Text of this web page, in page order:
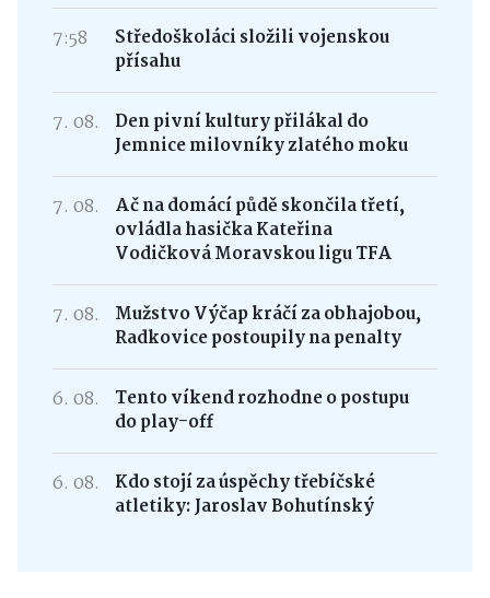
7:58
Středoškoláci složili vojenskou
přísahu
7. 08.
Den pivní kultury přilákal do
Jemnice milovníky zlatého moku
7. 08.
Ač na domácí půdě skončila třetí,
ovládla hasička Kateřina
Vodičková Moravskou ligu TFA
7. 08.
Mužstvo Výčap kráčí za obhajobou,
Radkovice postoupily na penalty
6. 08.
Tento víkend rozhodne o postupu
do play-off
6. 08.
Kdo stojí za úspěchy třebíčské
atletiky: Jaroslav Bohutínský